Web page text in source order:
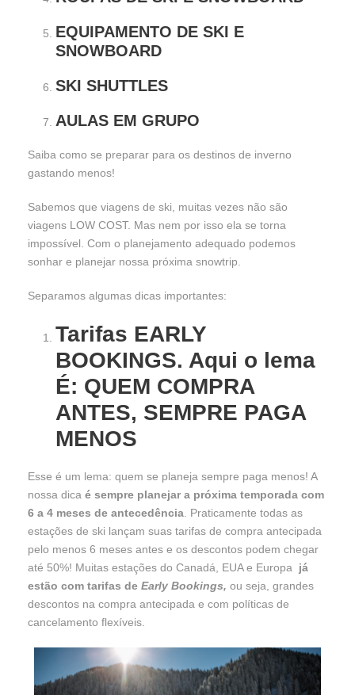
EQUIPAMENTO DE SKI E
SNOWBOARD
SKI SHUTTLES
AULAS EM GRUPO
Saiba como se preparar para os destinos de inverno
gastando menos!
Sabemos que viagens de ski, muitas vezes não são
viagens LOW COST. Mas nem por isso ela se torna
impossível. Com o planejamento adequado podemos
sonhar e planejar nossa próxima snowtrip.
Separamos algumas dicas importantes:
Tarifas EARLY
BOOKINGS. Aqui o lema
É: QUEM COMPRA
ANTES, SEMPRE PAGA
MENOS
Esse é um lema: quem se planeja sempre paga menos! A
nossa dica é sempre planejar a próxima temporada com
6 a 4 meses de antecedência . Praticamente todas as
estações de ski lançam suas tarifas de compra antecipada
pelo menos 6 meses antes e os descontos podem chegar
até 50%! Muitas estações do Canadá, EUA e Europa já
estão com tarifas de Early Bookings, ou seja, grandes
descontos na compra antecipada e com políticas de
cancelamento flexíveis.